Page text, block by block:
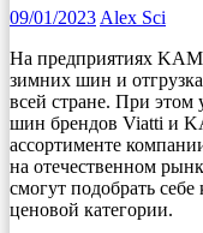
09/01/2023 Alex Sci
На предприятиях
зимних шин и
всей стране. При
шин брендов Viatti и
ассортименте
на отечественном
смогут подобрать
ценовой категории.